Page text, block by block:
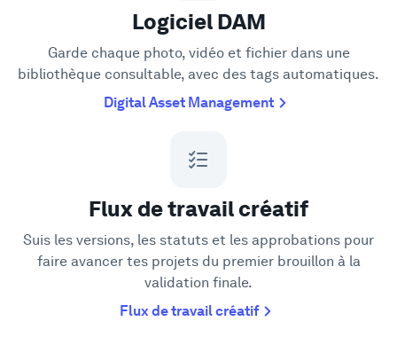
Logiciel DAM
Garde chaque photo, vidéo et fichier dans une
bibliothèque consultable, avec des tags automatiques.
Digital Asset Management
Flux de travail créatif
Suis les versions, les statuts et les approbations pour
faire avancer tes projets du premier brouillon à la
validation finale.
Flux de travail créatif